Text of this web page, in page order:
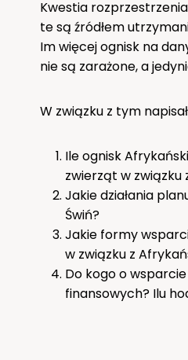
Kwestia
te są źródłem
Im więcej ognisk na
nie są zarażone, a
W związku z tym
Ile ognisk
zwierząt w
Jakie działania
Świń?
Jakie formy
w związku z
Do kogo o
finansowych? Ilu